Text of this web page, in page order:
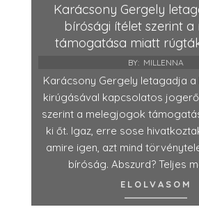
Karácsony Gergely
bírósági ítélet szerint a
támogatása miatt
BY: MILLENNA
Karácsony Gergely letagadja
kirúgásával kapcsolatos
szerint a melegjogok
ki őt. Igaz, erre sose
amire igen, azt mind
bíróság. Abszurd? Teljes
ELOLVASOM